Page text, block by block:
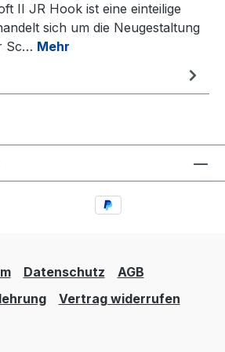
II JR Hook ist eine einteilige
sich um die Neugestaltung
Sc… Mehr
Datenschutz
AGB
Vertrag widerrufen